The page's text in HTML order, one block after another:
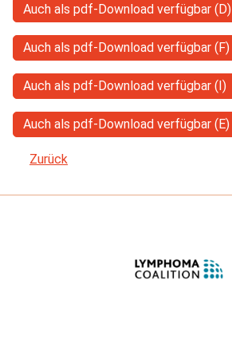
Auch als pdf-Download verfügbar (D)
Auch als pdf-Download verfügbar (F)
Auch als pdf-Download verfügbar (I)
Auch als pdf-Download verfügbar (E)
Zurück